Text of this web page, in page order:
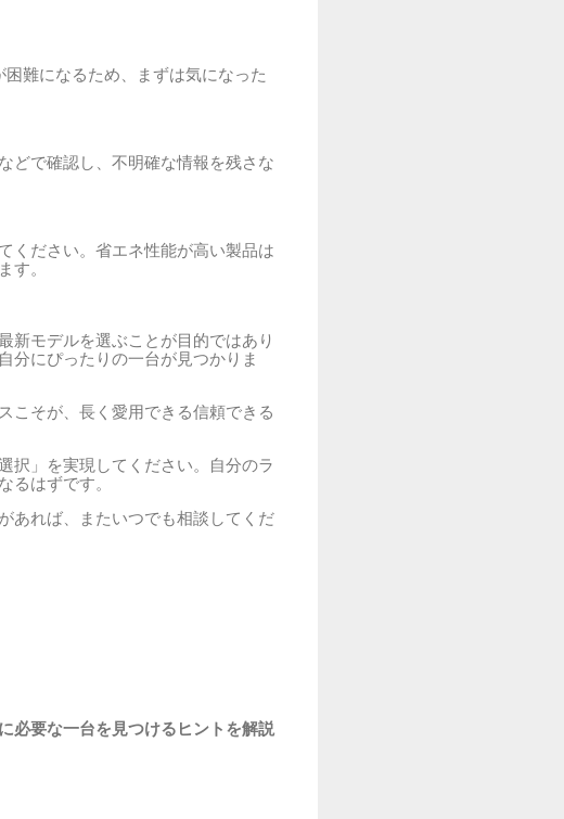
難になるため、まずは気になった
どで確認し、不明確な情報を残さな
ください。省エネ性能が高い製品は
す。
新モデルを選ぶことが目的ではあり
分にぴったりの一台が見つかりま
こそが、長く愛用できる信頼できる
択」を実現してください。自分のラ
るはずです。
あれば、またいつでも相談してくだ
必要な一台を見つけるヒントを解説